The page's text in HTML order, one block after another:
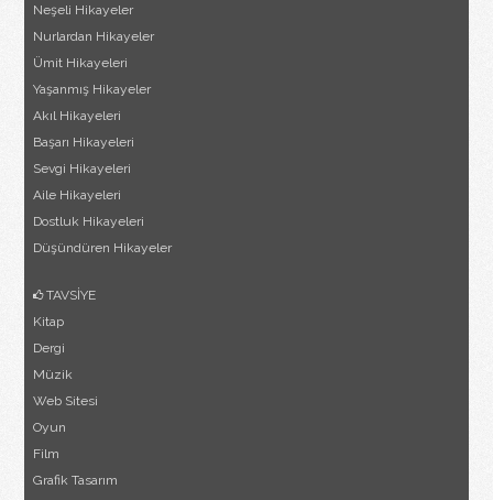
Neşeli Hikayeler
Nurlardan Hikayeler
Ümit Hikayeleri
Yaşanmış Hikayeler
Akıl Hikayeleri
Başarı Hikayeleri
Sevgi Hikayeleri
Aile Hikayeleri
Dostluk Hikayeleri
Düşündüren Hikayeler
TAVSİYE
Kitap
Dergi
Müzik
Web Sitesi
Oyun
Film
Grafik Tasarım